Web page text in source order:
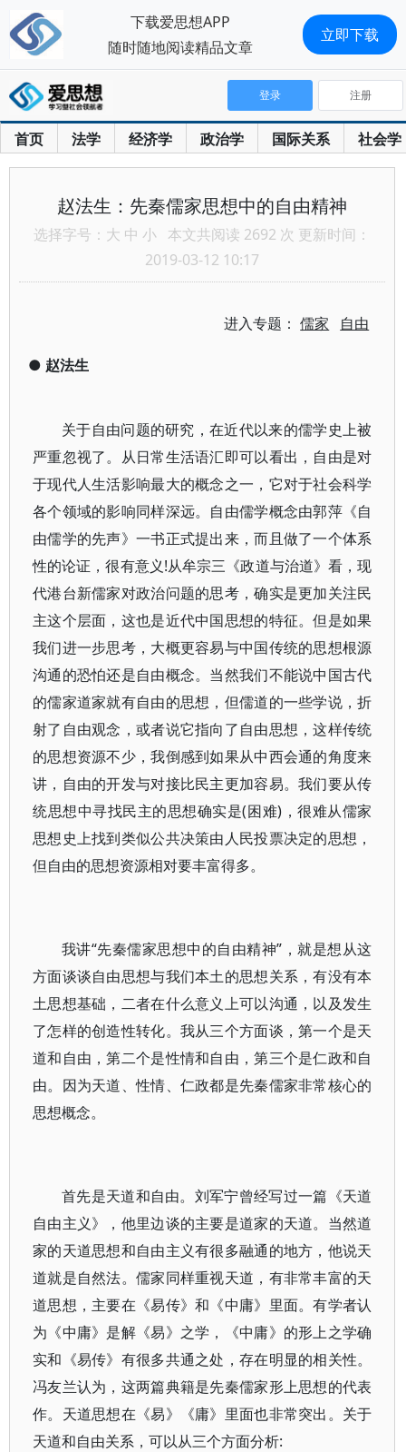
首页 法学 经济学 政治学 国际关系 社会学
登录 注册
赵法生：先秦儒家思想中的自由精神
选择字号： 大 中 小 本文共阅读 2692 次 更新时间：
2019-03-12 10:17
进入专题：儒家 自由
● 赵法生
关于自由问题的研究，在近代以来的儒学史上被
严重忽视了。从日常生活语汇即可以看出，自由是对
于现代人生活影响最大的概念之一，它对于社会科学
各个领域的影响同样深远。自由儒学概念由郭萍《自
由儒学的先声》一书正式提出来，而且做了一个体系
性的论证，很有意义!从牟宗三《政道与治道》看，现
代港台新儒家对政治问题的思考，确实是更加关注民
主这个层面，这也是近代中国思想的特征。但是如果
我们进一步思考，大概更容易与中国传统的思想根源
沟通的恐怕还是自由概念。当然我们不能说中国古代
的儒家道家就有自由的思想，但儒道的一些学说，折
射了自由观念，或者说它指向了自由思想，这样传统
的思想资源不少，我倒感到如果从中西会通的角度来
讲，自由的开发与对接比民主更加容易。我们要从传
统思想中寻找民主的思想确实是(困难)，很难从儒家
思想史上找到类似公共决策由人民投票决定的思想，
但自由的思想资源相对要丰富得多。
我讲“先秦儒家思想中的自由精神”，就是想从这
方面谈谈自由思想与我们本土的思想关系，有没有本
土思想基础，二者在什么意义上可以沟通，以及发生
了怎样的创造性转化。我从三个方面谈，第一个是天
道和自由，第二个是性情和自由，第三个是仁政和自
由。因为天道、性情、仁政都是先秦儒家非常核心的
思想概念。
首先是天道和自由。刘军宁曾经写过一篇《天道
自由主义》，他里边谈的主要是道家的天道。当然道
家的天道思想和自由主义有很多融通的地方，他说天
道就是自然法。儒家同样重视天道，有非常丰富的天
道思想，主要在《易传》和《中庸》里面。有学者认
为《中庸》是解《易》之学，《中庸》的形上之学确
实和《易传》有很多共通之处，存在明显的相关性。
冯友兰认为，这两篇典籍是先秦儒家形上思想的代表
作。天道思想在《易》《庸》里面也非常突出。关于
天道和自由关系，可以从三个方面分析:
下载爱思想APP
随时随地阅读精品文章
立即下载